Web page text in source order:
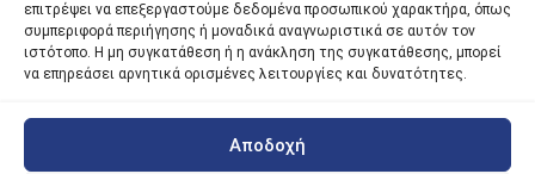
επιτρέψει να επεξεργαστούμε δεδομένα προσωπικού χαρακτήρα, όπως
συμπεριφορά περιήγησης ή μοναδικά αναγνωριστικά σε αυτόν τον
ιστότοπο. Η μη συγκατάθεση ή η ανάκληση της συγκατάθεσης, μπορεί
να επηρεάσει αρνητικά ορισμένες λειτουργίες και δυνατότητες.
Αποδοχή
εντός του εσωτερικού χώρου εξυπηρέτησης και αναμονής του
κοινού, η εξυπηρέτησή του δύναται να πραγματοποιείται κατόπιν
προγραμματισμένου ραντεβού.
| iky.gr | All Rights Reserved